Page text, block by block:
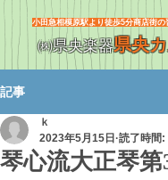
小田急相模原駅より徒歩5分商店街の
㈱県央楽器県央
記事
琴心流大正琴
ｋ
2023年5月15日 読了時間: